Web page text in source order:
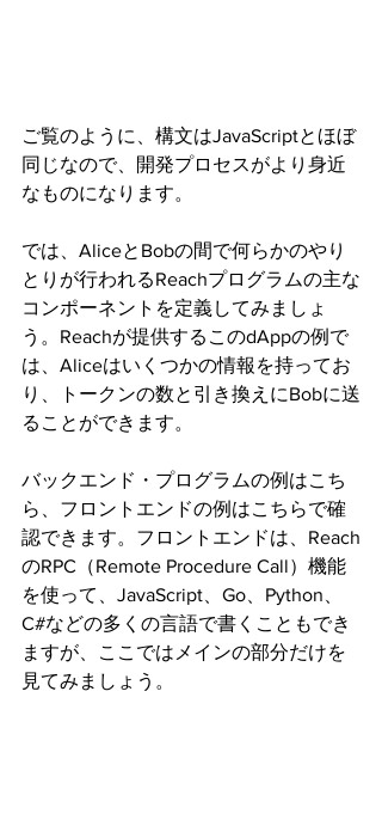
ご覧のように、構文はJavaScriptとほぼ
同じなので、開発プロセスがより身近
なものになります。
では、AliceとBobの間で何らかのやり
とりが行われるReachプログラムの主な
コンポーネントを定義してみましょ
う。Reachが提供するこのdAppの例で
は、Aliceはいくつかの情報を持ってお
り、トークンの数と引き換えにBobに送
ることができます。
バックエンド・プログラムの例はこち
ら、フロントエンドの例はこちらで確
認できます。フロントエンドは、Reach
のRPC（Remote Procedure Call）機能
を使って、JavaScript、Go、Python、
C#などの多くの言語で書くこともでき
ますが、ここではメインの部分だけを
見てみましょう。